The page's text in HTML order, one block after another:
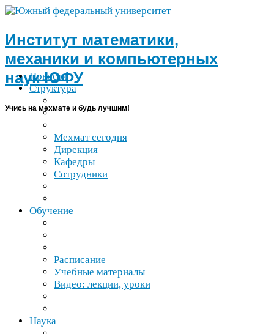
Институт математики,
механики и компьютерных
наукЮФУ
Учись на мехмате и будь лучшим!
Новости
Структура
Мехмат сегодня
Дирекция
Кафедры
Сотрудники
Обучение
Расписание
Учебные материалы
Видео: лекции, уроки
Наука